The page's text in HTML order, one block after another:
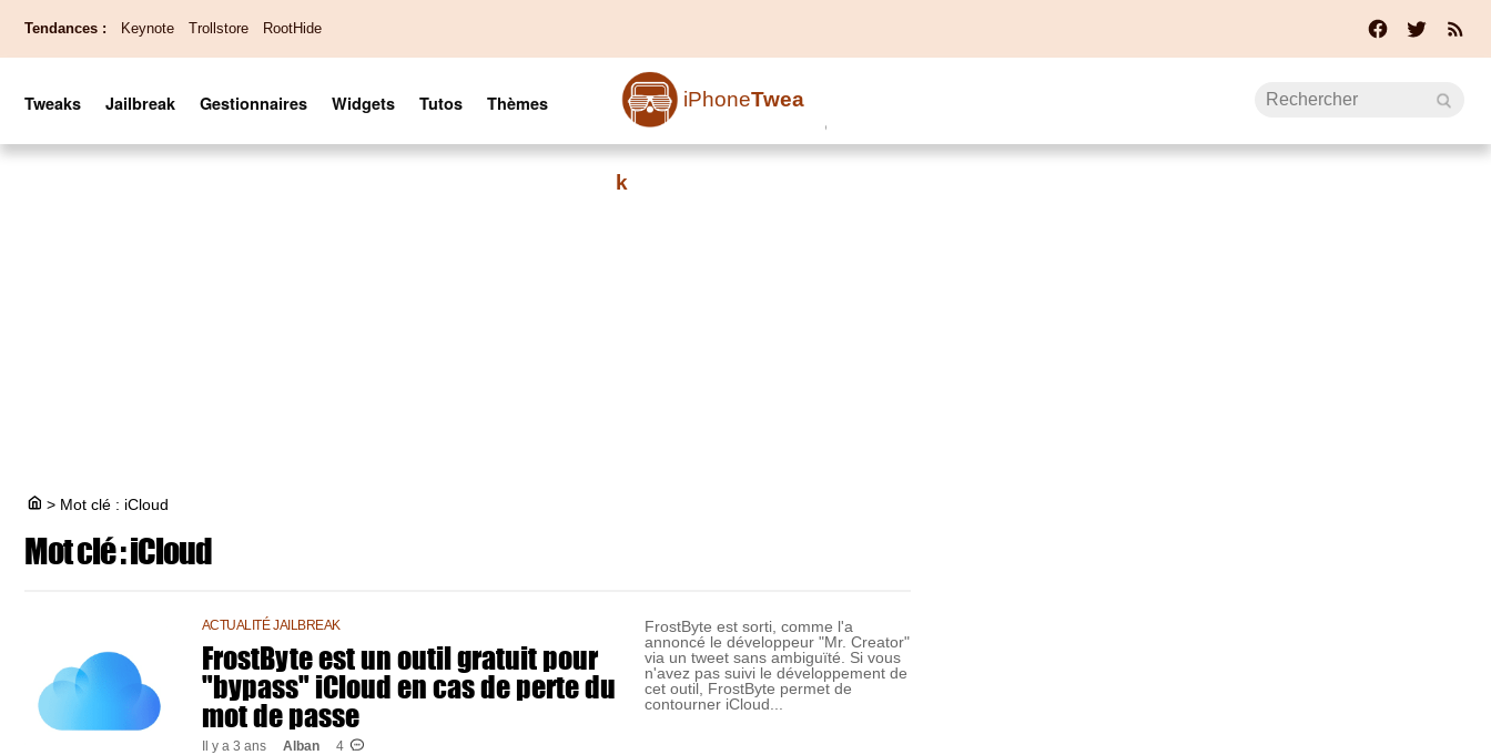
Tendances : Keynote Trollstore RootHide
iPhoneTwea
k
Tweaks Jailbreak Gestionnaires Widgets Tutos Thèmes
> Mot clé : iCloud
Mot clé :iCloud
ACTUALITÉ JAILBREAK
FrostByte est un outil gratuit pour
"bypass" iCloud en cas de perte du
mot de passe
Il y a 3 ans Alban 4
FrostByte est sorti, comme l'a
annoncé le développeur "Mr. Creator"
via un tweet sans ambiguïté. Si vous
n'avez pas suivi le développement de
cet outil, FrostByte permet de
contourner iCloud...